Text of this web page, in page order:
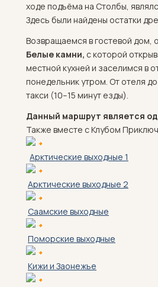
ходе подъёма на Столбы,
Здесь были найдены остатки
Возвращаемся в гостевой дом,
Белые камни, с которой
местной кухней и заселимся в
понедельник утром. От отеля
такси (10–15 минут езды).
Данный маршрут является
Также вместе с Клубом
Арктические выходные 1
Арктические выходные 2
Саамские выходные
Поморские выходные
Кижи и Заонежье